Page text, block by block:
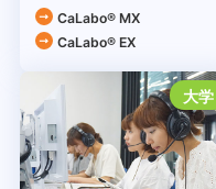
CaLabo® MX
CaLabo® EX
大学